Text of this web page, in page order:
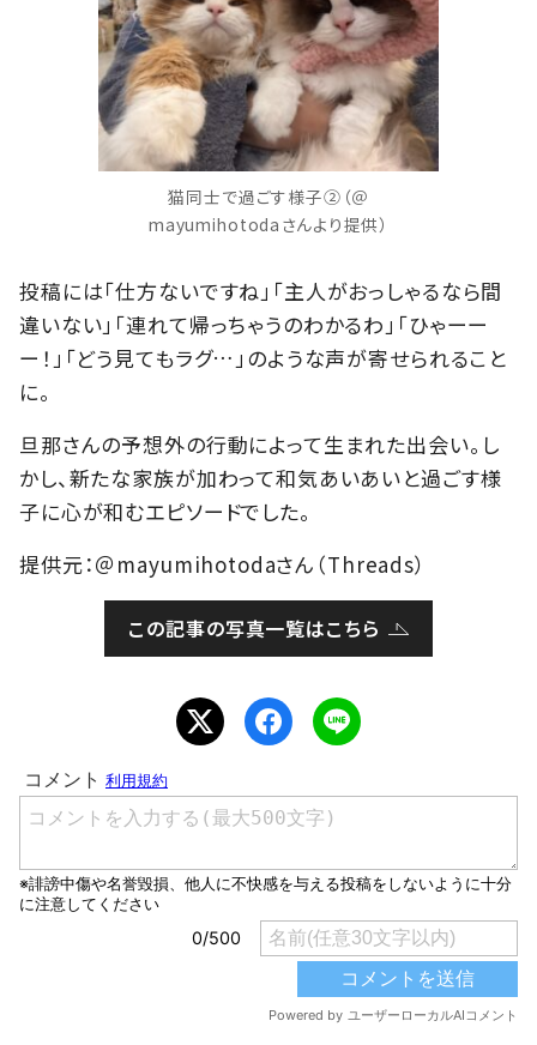
猫同士で過ごす様子②（＠
mayumihotodaさんより提供）
投稿には「仕方ないですね」「主人がおっしゃるなら間
違いない」「連れて帰っちゃうのわかるわ」「ひゃーー
ー！」「どう見てもラグ…」のような声が寄せられること
に。
旦那さんの予想外の行動によって生まれた出会い。し
かし、新たな家族が加わって和気あいあいと過ごす様
子に心が和むエピソードでした。
提供元：＠mayumihotodaさん（Threads）
この記事の写真一覧はこちら